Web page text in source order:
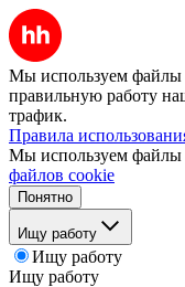
Мы используем файлы
правильную работу
трафик.
Правила
Мы используем файлы
файлов cookie
Понятно
Ищу работу
Ищу работу
Ищу работу